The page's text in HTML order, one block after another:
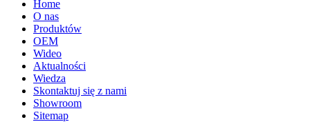
Home
O nas
Produktów
OEM
Wideo
Aktualności
Wiedza
Skontaktuj się z nami
Showroom
Sitemap